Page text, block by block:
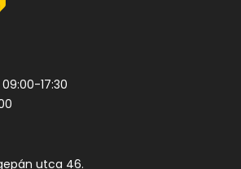
17:30
utca 46.